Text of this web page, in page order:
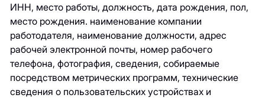
ИНН, место работы, должность, дата рождения, пол,
место рождения. наименование компании
работодателя, наименование должности, адрес
рабочей электронной почты, номер рабочего
телефона, фотография, сведения, собираемые
посредством метрических программ, технические
сведения о пользовательских устройствах и